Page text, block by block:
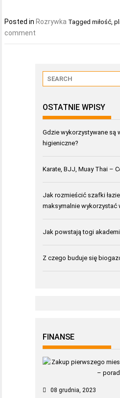
Posted in Rozrywka Taggedmiłość,
comment
OSTATNIE WPISY
Gdzie wykorzystywane są
higieniczne?
Karate, BJJ, Muay Thai –
Jak rozmieścić szafki
maksymalnie wykorzystać
Jak powstają togi
Z czego buduje się
FINANSE
08 grudnia, 2023